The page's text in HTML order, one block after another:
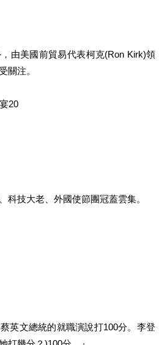
由美國前貿易代表柯克(Ron Kirk)領
關注。
20
科技大老、外國使節團冠蓋雲集。
英文總統的就職演說打100分。李登